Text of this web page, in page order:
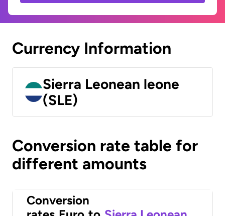
Currency Information
Sierra Leonean leone
(SLE)
Conversion rate table for
different amounts
Conversion